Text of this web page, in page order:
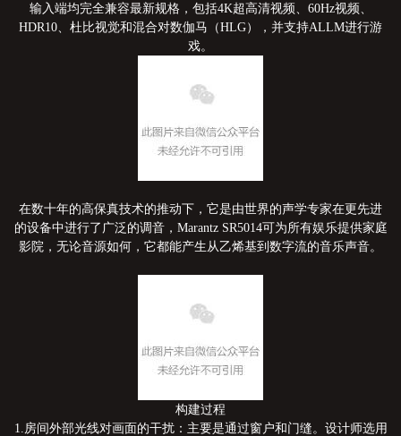
输入端均完全兼容最新规格，包括4K超高清视频、60Hz视频、
HDR10、杜比视觉和混合对数伽马（HLG），并支持ALLM进行游
戏。
在数十年的高保真技术的推动下，它是由世界的声学专家在更先进
的设备中进行了广泛的调音，Marantz SR5014可为所有娱乐提供家庭
影院，无论音源如何，它都能产生从乙烯基到数字流的音乐声音。
构建过程
1.房间外部光线对画面的干扰：主要是通过窗户和门缝。设计师选用